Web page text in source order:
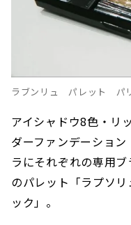
ラブンリュ パレット パ
アイシャドウ8色・リ
ダーファンデーショ
ラにそれぞれの専用
のパレット「ラプソ
ック」。